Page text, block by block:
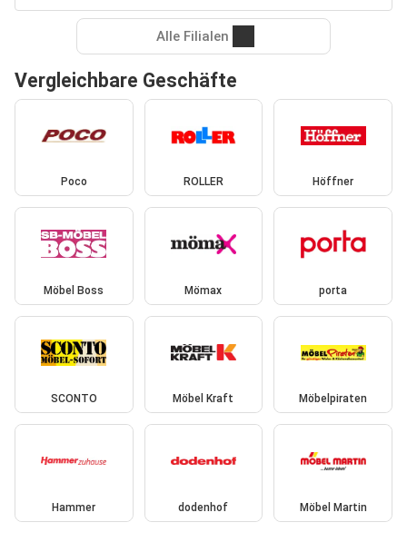
Alle Filialen
Vergleichbare Geschäfte
Poco ROLLER Höffner
Möbel Boss Mömax porta
SCONTO Möbel Kraft Möbelpiraten
Hammer dodenhof Möbel Martin